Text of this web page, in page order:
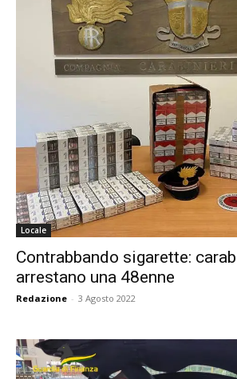
Locale
Contrabbando sigarette:
arrestano una 48enne
Redazione - 3 Agosto 2022